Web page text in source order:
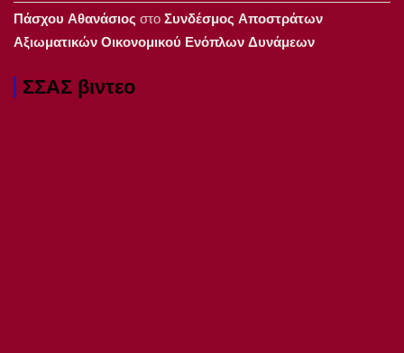
Πάσχου Αθανάσιος στοΣυνδέσμος Αποστράτων
Αξιωματικών Οικονομικού Ενόπλων Δυνάμεων
ΣΣΑΣ βιντεο